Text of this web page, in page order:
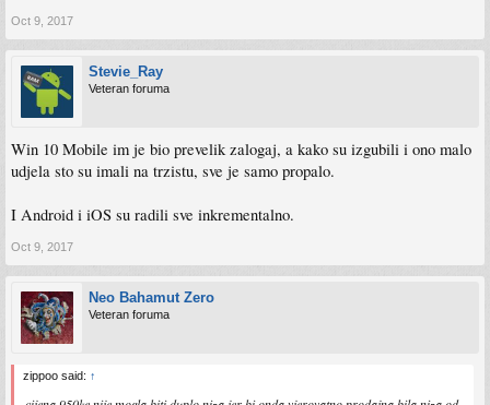
Oct 9, 2017
Stevie_Ray
Veteran foruma
Win 10 Mobile im je bio prevelik zalogaj, a kako su izgubili i ono malo
udjela sto su imali na trzistu, sve je samo propalo.
I Android i iOS su radili sve inkrementalno.
Oct 9, 2017
Neo Bahamut Zero
Veteran foruma
zippoo said: ↑